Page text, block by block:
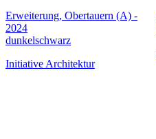
Erweiterung, Obertauern (A) -
2024
dunkelschwarz
Initiative Architektur